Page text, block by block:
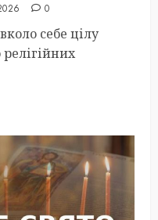
0
себе цілу